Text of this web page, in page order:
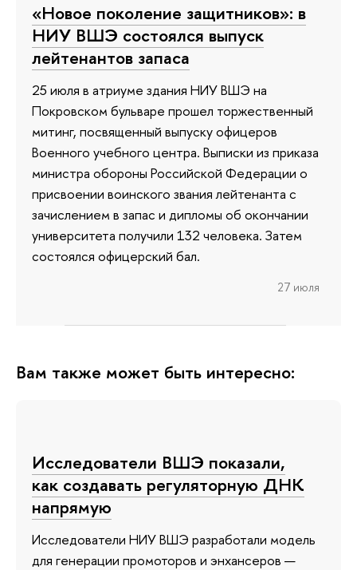
«Новое поколение защитников»: в
НИУ ВШЭ состоялся выпуск
лейтенантов запаса
25 июля в атриуме здания НИУ ВШЭ на
Покровском бульваре прошел торжественный
митинг, посвященный выпуску офицеров
Военного учебного центра. Выписки из приказа
министра обороны Российской Федерации о
присвоении воинского звания лейтенанта с
зачислением в запас и дипломы об окончании
университета получили 132 человека. Затем
состоялся офицерский бал.
27 июля
Вам также может быть интересно:
Исследователи ВШЭ показали,
как создавать регуляторную ДНК
напрямую
Исследователи НИУ ВШЭ разработали модель
для генерации промоторов и энхансеров —